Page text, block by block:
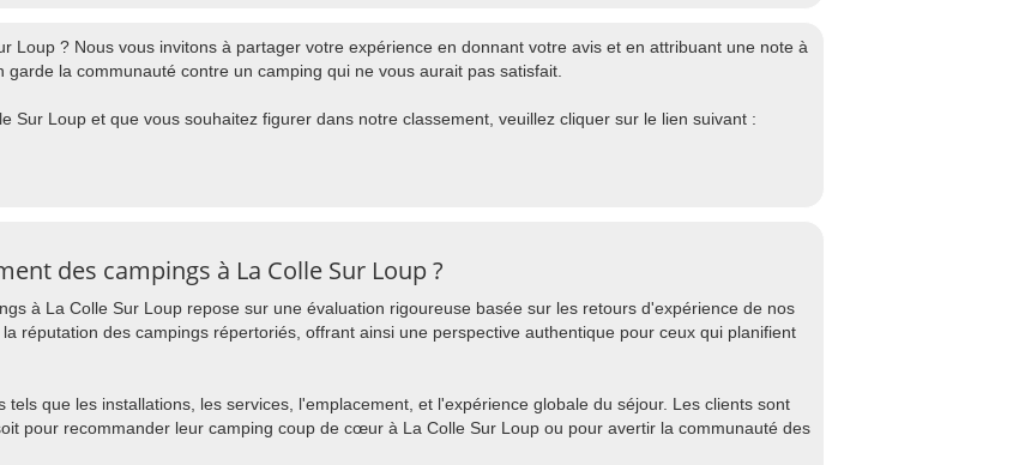
Loup ? Nous vous invitons à partager votre expérience en donnant votre avis et en attribuant une note à
la communauté contre un camping qui ne vous aurait pas satisfait.
Sur Loup et que vous souhaitez figurer dans notre classement, veuillez cliquer sur le lien suivant :
des campings à La Colle Sur Loup ?
à La Colle Sur Loup repose sur une évaluation rigoureuse basée sur les retours d'expérience de nos
réputation des campings répertoriés, offrant ainsi une perspective authentique pour ceux qui planifient
que les installations, les services, l'emplacement, et l'expérience globale du séjour. Les clients sont
pour recommander leur camping coup de cœur à La Colle Sur Loup ou pour avertir la communauté des